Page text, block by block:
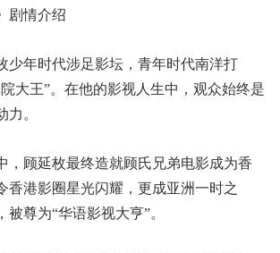
剧情介绍
少年时代涉足影坛，青年时代南洋打
大王”。在他的影视人生中，观众始终是
。
，顾延枚最终造就顾氏兄弟电影成为香
香港影圈星光闪耀，更成亚洲一时之
尊为“华语影视大亨”。